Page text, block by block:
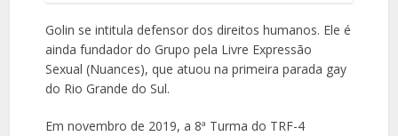
Golin se intitula defensor dos direitos humanos. Ele é
ainda fundador do Grupo pela Livre Expressão
Sexual (Nuances), que atuou na primeira parada gay
do Rio Grande do Sul.
Em novembro de 2019, a 8ª Turma do TRF-4